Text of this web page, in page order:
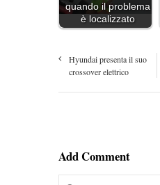
quando il problema
è localizzato
Hyundai presenta il suo
crossover elettrico
Add Comment